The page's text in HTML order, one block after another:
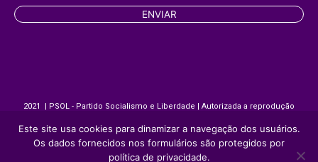
ENVIAR
2021 | PSOL - Partido Socialismo e Liberdade | Autorizada a reprodução
Site desenvolvido porAppmobi
Este site usa cookies para dinamizar a navegação dos usuários.
Os dados fornecidos nos formulários são protegidos por
política de privacidade.